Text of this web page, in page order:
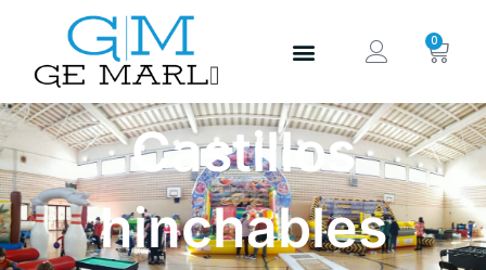
0
Castillos
hinchables